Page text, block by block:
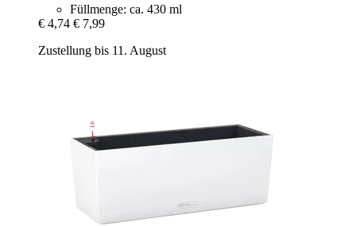
Füllmenge: ca. 430 ml
€ 4,74 € 7,99
Zustellung bis 11. August